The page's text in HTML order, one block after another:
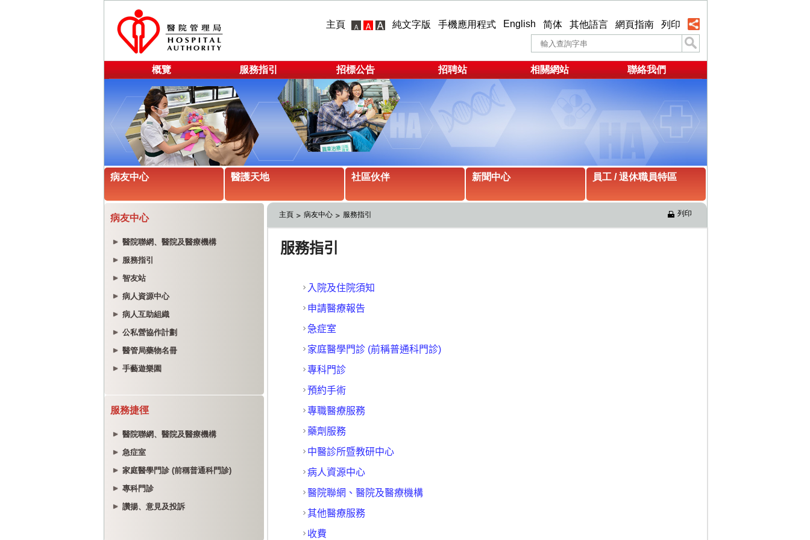
主頁 純文字版 手機應用程式 English 简体 其他語言 網頁指南 列印
概覽 服務指引 招標公告 招聘站 相關網站 聯絡我們
病友中心 醫護天地 社區伙伴 新聞中心 員工 / 退休職員特區
病友中心
醫院聯網、醫院及醫療機構
服務指引
智友站
病人資源中心
病人互助組織
公私營協作計劃
醫管局藥物名冊
手藝遊樂園
服務捷徑
醫院聯網、醫院及醫療機構
急症室
家庭醫學門診 (前稱普通科門診)
專科門診
讚揚、意見及投訴
主頁 病友中心 服務指引 列印